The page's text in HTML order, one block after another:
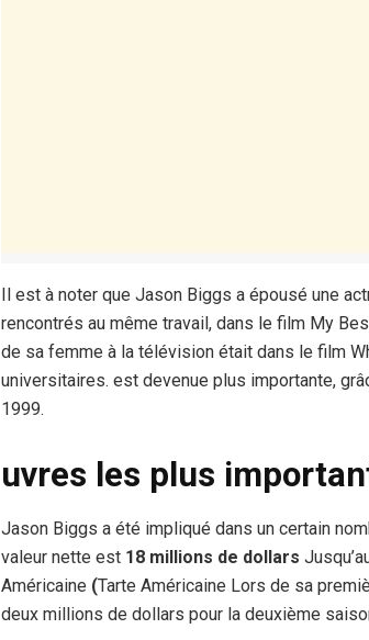
Il est à noter que Jason Biggs a épousé une
rencontrés au même travail, dans le film My
de sa femme à la télévision était dans le film
universitaires. est devenue plus importante,
1999.
uvres les plus
Jason Biggs a été impliqué dans un certain
valeur nette est 18 millions de dollars
Américaine (Tarte Américaine Lors de sa
deux millions de dollars pour la deuxième